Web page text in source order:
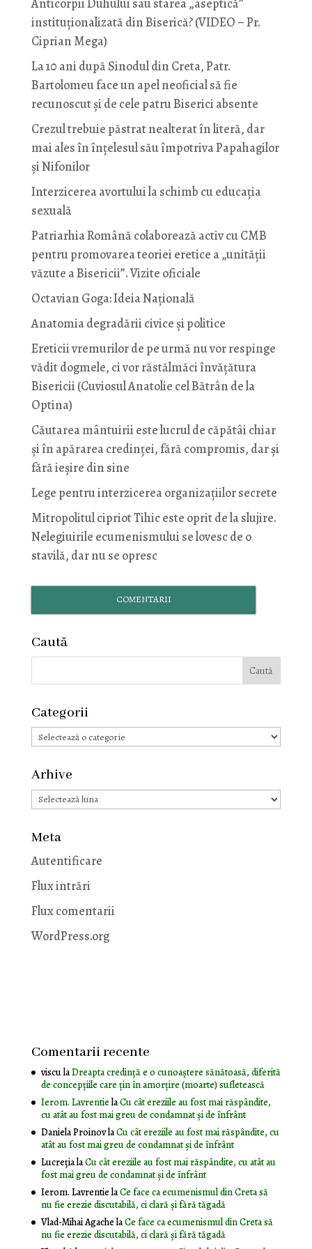
instituționalizată din Biserică? (VIDEO – Pr.
Ciprian Mega)
La 10 ani după Sinodul din Creta, Patr.
Bartolomeu face un apel neoficial să fie
recunoscut și de cele patru Biserici absente
Crezul trebuie păstrat nealterat în literă, dar
mai ales în înțelesul său împotriva Papahagilor
și Nifonilor
Interzicerea avortului la schimb cu educaţia
sexuală
Patriarhia Română colaborează activ cu CMB
pentru promovarea teoriei eretice a „unității
văzute a Bisericii”. Vizite oficiale
Octavian Goga: Ideia Naţională
Anatomia degradării civice și politice
Ereticii vremurilor de pe urmă nu vor respinge
vădit dogmele, ci vor răstălmăci învățătura
Bisericii (Cuviosul Anatolie cel Bătrân de la
Optina)
Căutarea mântuirii este lucrul de căpătâi chiar
și în apărarea credinței, fără compromis, dar și
fără ieșire din sine
Lege pentru interzicerea organizaţiilor secrete
Mitropolitul cipriot Tihic este oprit de la slujire.
Nelegiuirile ecumenismului se lovesc de o
stavilă, dar nu se opresc
COMENTARII
Caută
Categorii
Categorii
Arhive
Arhive
Meta
Autentificare
Flux intrări
Flux comentarii
WordPress.org
Comentarii recente
visculaDreapta credință e o cunoaștere sănătoasă, diferită
de concepțiile care țin în amorțire (moarte) sufletească
Ierom. LavrentielaCu cât ereziile au fost mai răspândite,
cu atât au fost mai greu de condamnat și de înfrânt
Daniela ProinovlaCu cât ereziile au fost mai răspândite, cu
atât au fost mai greu de condamnat și de înfrânt
LucrețialaCu cât ereziile au fost mai răspândite, cu atât au
fost mai greu de condamnat și de înfrânt
Ierom. LavrentielaCe face ca ecumenismul din Creta să
nu fie erezie discutabilă, ci clară și fără tăgadă
Vlad-Mihai AgachelaCe face ca ecumenismul din Creta să
nu fie erezie discutabilă, ci clară și fără tăgadă